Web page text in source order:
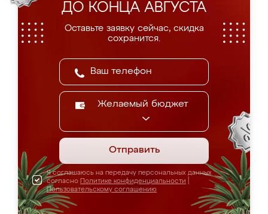
ДО КОНЦА АВГУСТА
Оставьте заявку сейчас, скидка
сохранится.
Желаемый бюджет
Отправить
Я соглашаюсь на передачу персональных данных
согласно Политике конфиденциальности
Пользовательскому соглашению